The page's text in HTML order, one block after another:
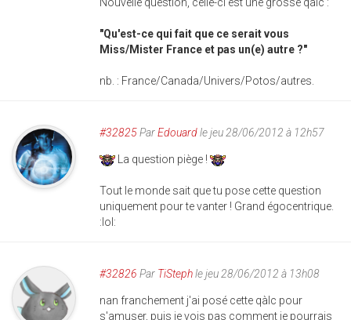
Nouvelle question, celle-ci est une grosse qàlc :
"Qu'est-ce qui fait que ce serait vous
Miss/Mister France et pas un(e) autre ?"
nb. : France/Canada/Univers/Potos/autres.
#32825ParEdouardle jeu 28/06/2012 à 12h57
La question piège !
Tout le monde sait que tu pose cette question
uniquement pour te vanter ! Grand égocentrique.
:lol:
#32826 Par TiStephle jeu 28/06/2012 à 13h08
nan franchement j'ai posé cette qàlc pour
s'amuser, puis je vois pas comment je pourrais